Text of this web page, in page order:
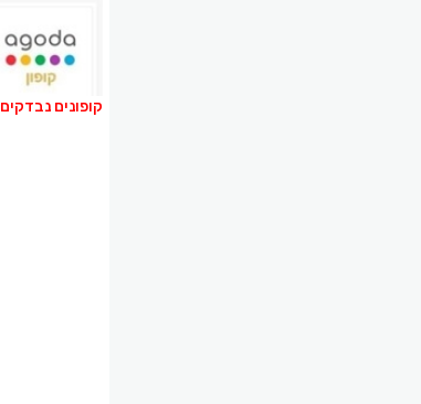
קופונים נבדקים